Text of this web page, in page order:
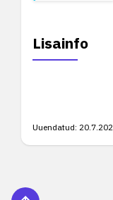
Lisainfo
Uuendatud: